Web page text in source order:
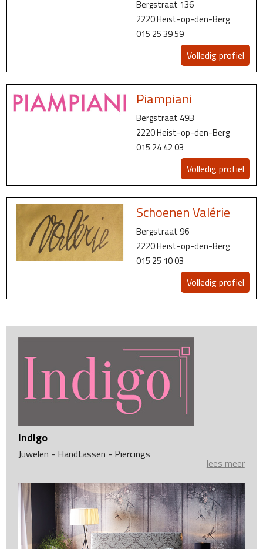
Bergstraat 136
2220 Heist-op-den-Berg
015 25 39 59
Volledig profiel
Piampiani
Bergstraat 49B
2220 Heist-op-den-Berg
015 24 42 03
Volledig profiel
Schoenen Valérie
Bergstraat 96
2220 Heist-op-den-Berg
015 25 10 03
Volledig profiel
Indigo
Juwelen - Handtassen - Piercings
lees meer